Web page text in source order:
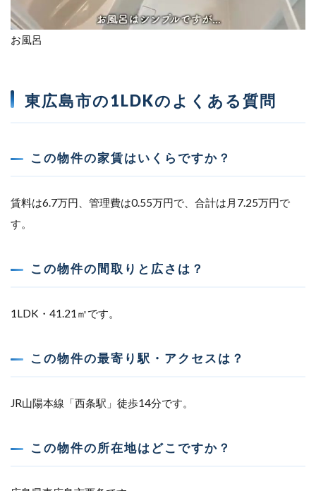
お風呂
東広島市の1LDKのよくある質問
この物件の家賃はいくらですか？
賃料は6.7万円、管理費は0.55万円で、合計は月7.25万円で
す。
この物件の間取りと広さは？
1LDK・41.21㎡です。
この物件の最寄り駅・アクセスは？
JR山陽本線「西条駅」徒歩14分です。
この物件の所在地はどこですか？